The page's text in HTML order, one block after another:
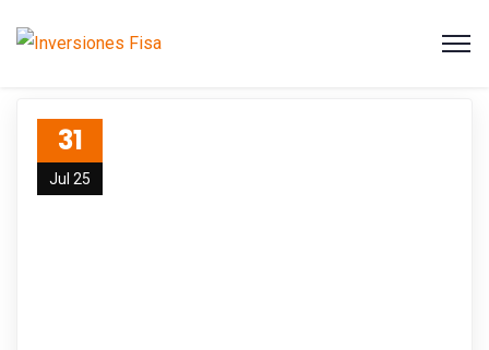
31
Jul 25